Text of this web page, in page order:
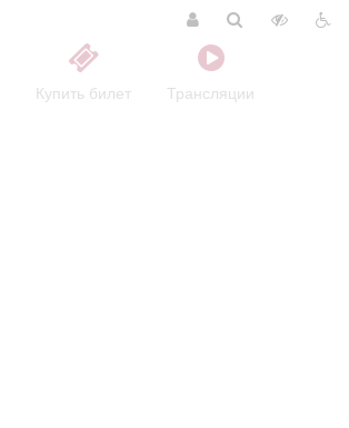
Купить билет Трансляции